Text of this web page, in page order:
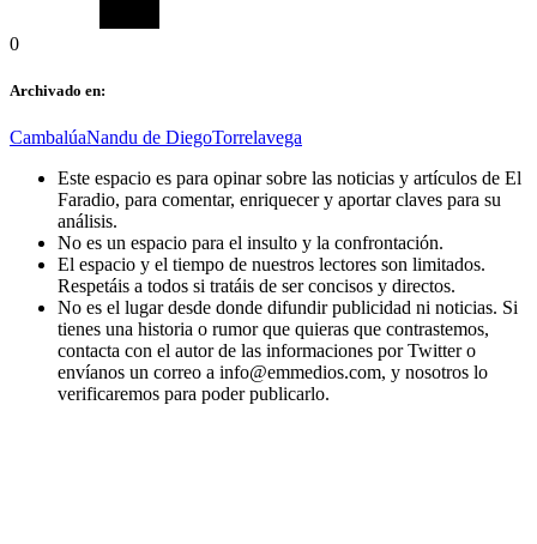
0
Archivado en:
CambalúaNandu de DiegoTorrelavega
Este espacio es para opinar sobre las noticias y artículos de El
Faradio, para comentar, enriquecer y aportar claves para su
análisis.
No es un espacio para el insulto y la confrontación.
El espacio y el tiempo de nuestros lectores son limitados.
Respetáis a todos si tratáis de ser concisos y directos.
No es el lugar desde donde difundir publicidad ni noticias. Si
tienes una historia o rumor que quieras que contrastemos,
contacta con el autor de las informaciones por Twitter o
envíanos un correo a info@emmedios.com, y nosotros lo
verificaremos para poder publicarlo.